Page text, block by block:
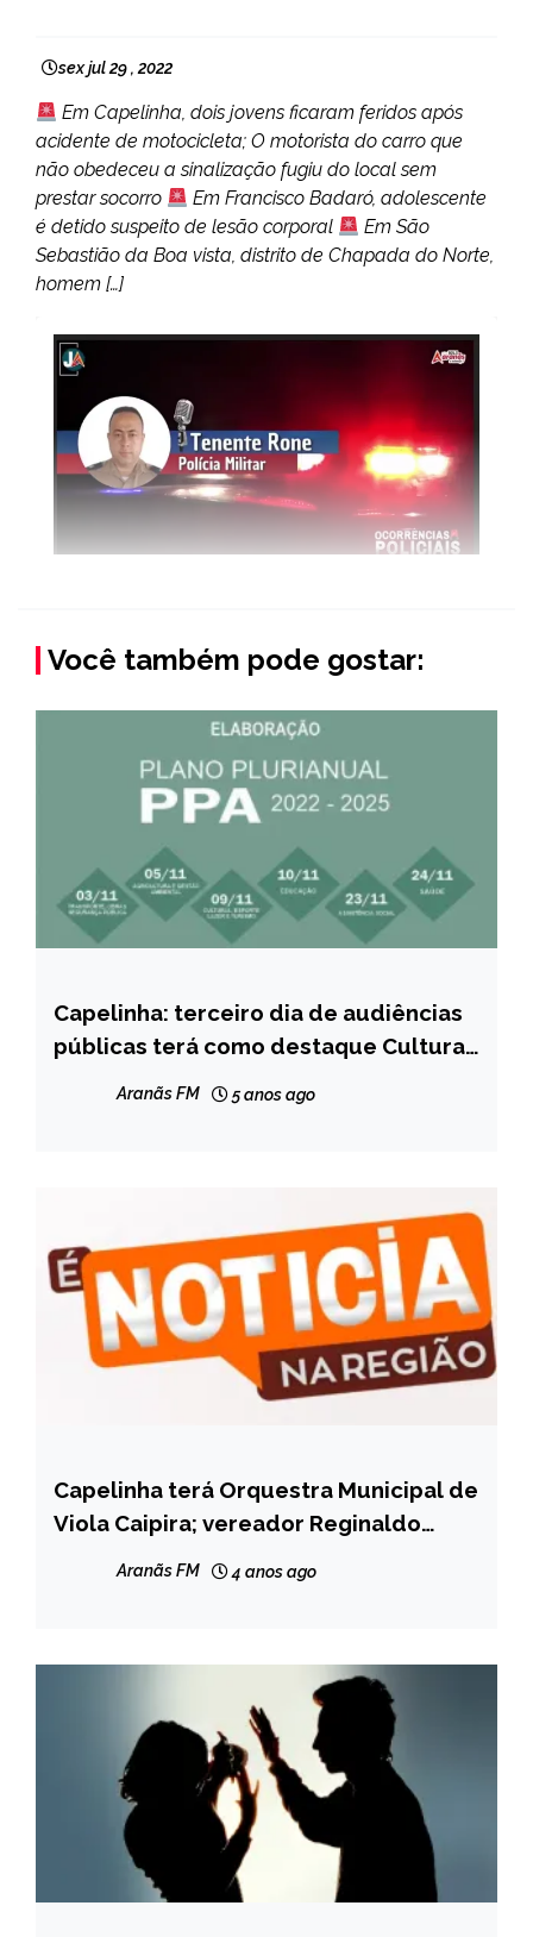
NOTÍCIAS
sex jul 29 , 2022
Em Capelinha, dois jovens ficaram feridos após
acidente de motocicleta; O motorista do carro que
não obedeceu a sinalização fugiu do local sem
prestar socorro
Em Francisco Badaró, adolescente
é detido suspeito de lesão corporal
Em São
Sebastião da Boa vista, distrito de Chapada do Norte,
homem […]
Você também pode gostar:
CAPELINHA
NOTÍCIAS
Capelinha: terceiro dia de audiências
públicas terá como destaque Cultura,
Aranãs FM 5 anos ago
CAPELINHA
NOTÍCIAS
Capelinha terá Orquestra Municipal de
Viola Caipira; vereador Reginaldo
Aranãs FM 4 anos ago